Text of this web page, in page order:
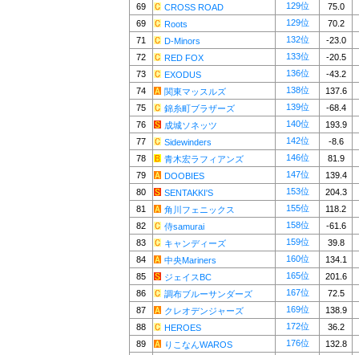
69
CROSS ROAD 129位
75.0
69
Roots 129位
70.2
71
D-Minors 132位
-23.0
72
RED FOX 133位
-20.5
73
EXODUS 136位
-43.2
74
関東マッスルズ 138位
137.6
75
錦糸町ブラザーズ 139位
-68.4
76
成城ソネッツ 140位
193.9
77
Sidewinders 142位
-8.6
78
青木宏ラフィアンズ 146位
81.9
79
DOOBIES 147位
139.4
80
SENTAKKI'S 153位
204.3
81
角川フェニックス 155位
118.2
82
侍samurai 158位
-61.6
83
キャンディーズ 159位
39.8
84
中央Mariners 160位
134.1
85
ジェイスBC 165位
201.6
86
調布ブルーサンダーズ 167位
72.5
87
クレオデンジャーズ 169位
138.9
88
HEROES 172位
36.2
89
りこなんWAROS 176位
132.8